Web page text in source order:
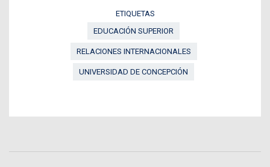
ETIQUETAS
EDUCACIÓN SUPERIOR
RELACIONES INTERNACIONALES
UNIVERSIDAD DE CONCEPCIÓN